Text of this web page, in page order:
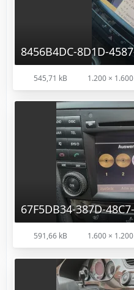
545,71 kB 1.200 × 1.600
591,66 kB 1.600 × 1.200